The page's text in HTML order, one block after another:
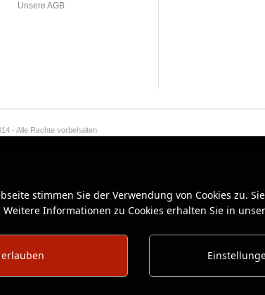
Unsere AGB
- Alle Rechte vorbehalten
stimmen Sie der Verwendung von Cookies zu.
Informationen zu Cookies erhalten Sie in